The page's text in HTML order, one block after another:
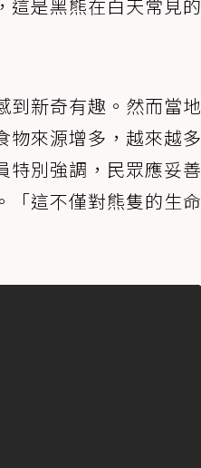
這是黑熊在白天常見的
到新奇有趣。然而當地
物來源增多，越來越多
特別強調，民眾應妥善
「這不僅對熊隻的生命